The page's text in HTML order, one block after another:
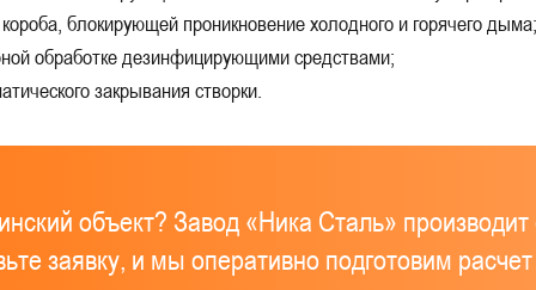
выпадающим порогом
блокирующей проникновение холодного и горячего дыма;
обработке дезинфицирующими средствами;
закрывания створки.
объект? Завод «Ника Сталь»
заявку, и мы оперативно подготовим